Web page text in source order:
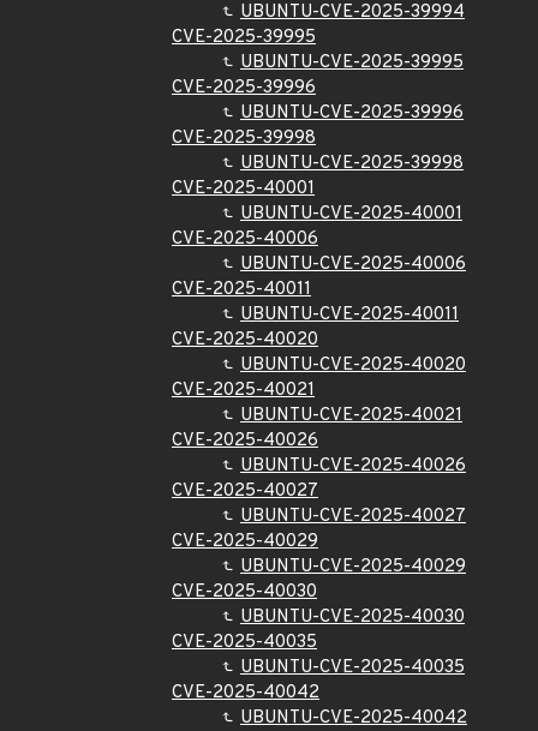
UBUNTU-CVE-2025-39994
CVE-2025-39995
UBUNTU-CVE-2025-39995
CVE-2025-39996
UBUNTU-CVE-2025-39996
CVE-2025-39998
UBUNTU-CVE-2025-39998
CVE-2025-40001
UBUNTU-CVE-2025-40001
CVE-2025-40006
UBUNTU-CVE-2025-40006
CVE-2025-40011
UBUNTU-CVE-2025-40011
CVE-2025-40020
UBUNTU-CVE-2025-40020
CVE-2025-40021
UBUNTU-CVE-2025-40021
CVE-2025-40026
UBUNTU-CVE-2025-40026
CVE-2025-40027
UBUNTU-CVE-2025-40027
CVE-2025-40029
UBUNTU-CVE-2025-40029
CVE-2025-40030
UBUNTU-CVE-2025-40030
CVE-2025-40035
UBUNTU-CVE-2025-40035
CVE-2025-40042
UBUNTU-CVE-2025-40042